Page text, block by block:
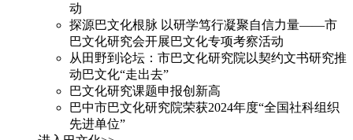
动
探源巴文化根脉 以研学笃行凝聚自信力量——市
巴文化研究会开展巴文化专项考察活动
从田野到论坛：市巴文化研究院以契约文书研究推
动巴文化“走出去”
巴文化研究课题申报创新高
巴中市巴文化研究院荣获2024年度“全国社科组织
先进单位”